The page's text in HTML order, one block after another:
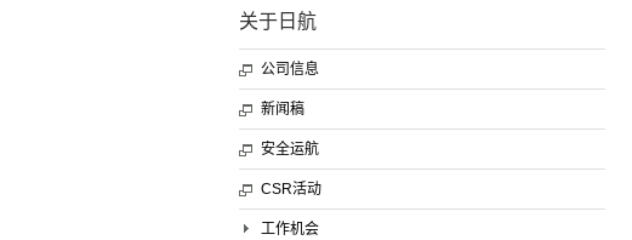
关于日航
公司信息
新闻稿
安全运航
CSR活动
工作机会